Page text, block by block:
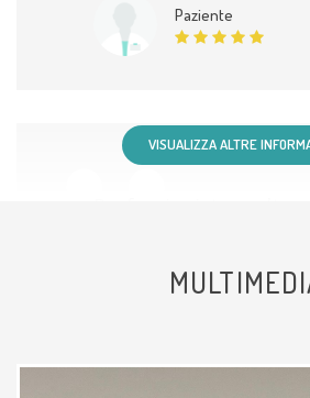
Paziente
durante tutta la visita
positiva.
VISUALIZZA ALTRE